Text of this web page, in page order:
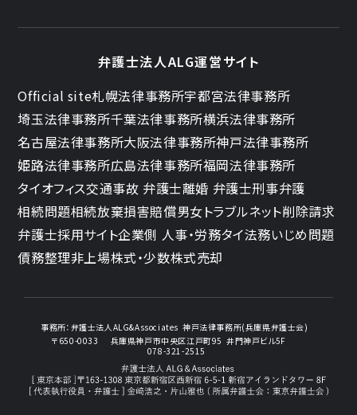
弁護士法人ALG運営サイト
Official site札幌法律事務所宇都宮法律事務所
埼玉法律事務所千葉法律事務所横浜法律事務所
名古屋法律事務所大阪法律事務所神戸法律事務所
姫路法律事務所広島法律事務所福岡法律事務所
タイオフィス交通事故 弁護士離婚 弁護士刑事弁護
相続問題相続放棄損害賠償男女トラブルネット削除請求
弁護士採用サイト企業側 人事・労務タイ法務いじめ問題
債務整理非上場株式・少数株式売却
事務所： 弁護士法人ALG&Associates 神戸法律事務所(兵庫県弁護士会)
〒650-0033
兵庫県神戸市中央区江戸町95 井門神戸ビル5F
078-321-2515